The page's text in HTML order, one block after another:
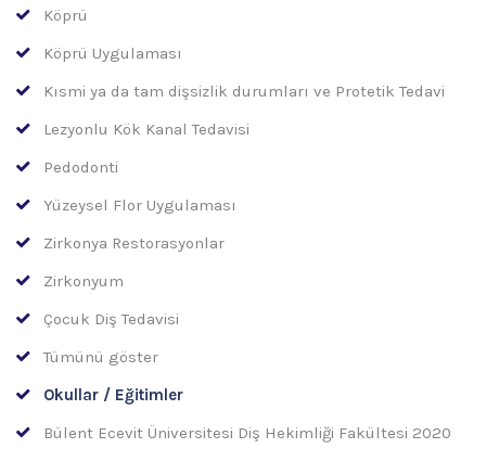
Köprü
Köprü Uygulaması
Kısmi ya da tam dişsizlik durumları ve Protetik Tedavi
Lezyonlu Kök Kanal Tedavisi
Pedodonti
Yüzeysel Flor Uygulaması
Zirkonya Restorasyonlar
Zirkonyum
Çocuk Diş Tedavisi
Tümünü göster
Okullar / Eğitimler
Bülent Ecevit Üniversitesi Diş Hekimliği Fakültesi 2020